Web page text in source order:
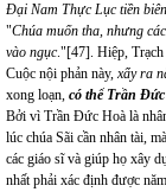
Đại Nam Thực Lục tiền biên
"Chúa muốn tha, nhưng
vào ngục."[47]. Hiệp,
Cuộc nội phản này, xẩy ra
xong loạn, có thể Trần
Bởi vì Trần Đức Hoà là
lúc chúa Sãi cần nhân tài,
các giáo sĩ và giúp họ xây
nhất phải xác định được